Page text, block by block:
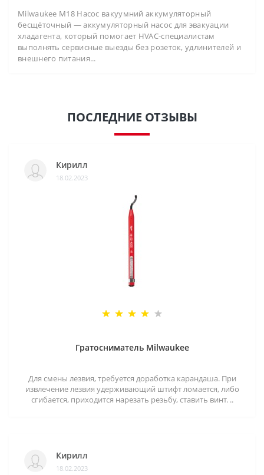
Milwaukee M18 Насос вакуумний аккумуляторный
бесщёточный — аккумуляторный насос для эвакуации
хладагента, который помогает HVAC-специалистам
выполнять сервисные выезды без розеток, удлинителей и
внешнего питания...
ПОСЛЕДНИЕ ОТЗЫВЫ
Кирилл
18.02.2023
Гратосниматель Milwaukee
Для смены лезвия, требуется доработка карандаша. При
извлечение лезвия удерживающий штифт ломается, либо
сгибается, приходится нарезать резьбу, ставить винт. ..
Кирилл
18.02.2023